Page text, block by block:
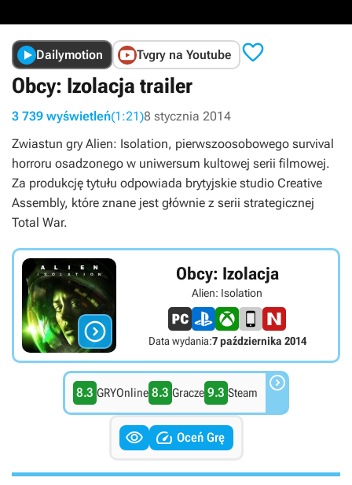
Dailymotion Tvgry na Youtube 
Obcy: Izolacja trailer
3 739 wyświetleń(1:21)8 stycznia 2014
Zwiastun gry Alien: Isolation, pierwszoosobowego survival
horroru osadzonego w uniwersum kultowej serii filmowej.
Za produkcję tytułu odpowiada brytyjskie studio Creative
Assembly, które znane jest głównie z serii strategicznej
Total War.

Obcy: Izolacja
Alien: Isolation
Data wydania:7 października 2014
8.3 GRYOnline 8.3 Gracze 9.3 Steam 
  Oceń Grę